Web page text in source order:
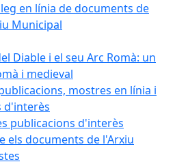
en línia de documents de
Municipal
Diable i el seu Arc Romà: un
i medieval
mostres en línia i
d'interès
publicacions d'interès
els documents de l'Arxiu